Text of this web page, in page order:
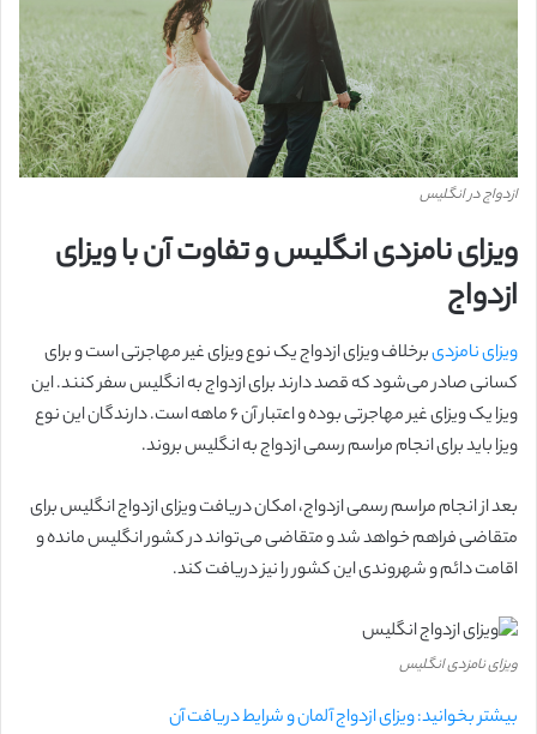
ازدواج در انگلیس
ویزای نامزدی انگلیس و تفاوت آن با ویزای
ازدواج
ویزای نامزدیبرخلاف ویزای ازدواج یک نوع ویزای غیر مهاجرتی است و برای
کسانی صادر می‌شود که قصد دارند برای ازدواج به انگلیس سفر کنند. این
ویزا یک ویزای غیر مهاجرتی بوده و اعتبار آن ۶ ماهه است. دارندگان این نوع
ویزا باید برای انجام مراسم رسمی ازدواج به انگلیس بروند.
بعد از انجام مراسم رسمی ازدواج، امکان دریافت ویزای ازدواج انگلیس برای
متقاضی فراهم خواهد شد و متقاضی می‌تواند در کشور انگلیس مانده و
اقامت دائم و شهروندی این کشور را نیز دریافت کند.
ویزای نامزدی انگلیس
بیشتر بخوانید: ویزای ازدواج آلمان و شرایط دریافت آن